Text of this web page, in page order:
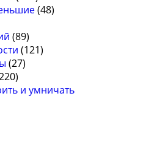
(48)
(89)
(121)
(27)
и умничать